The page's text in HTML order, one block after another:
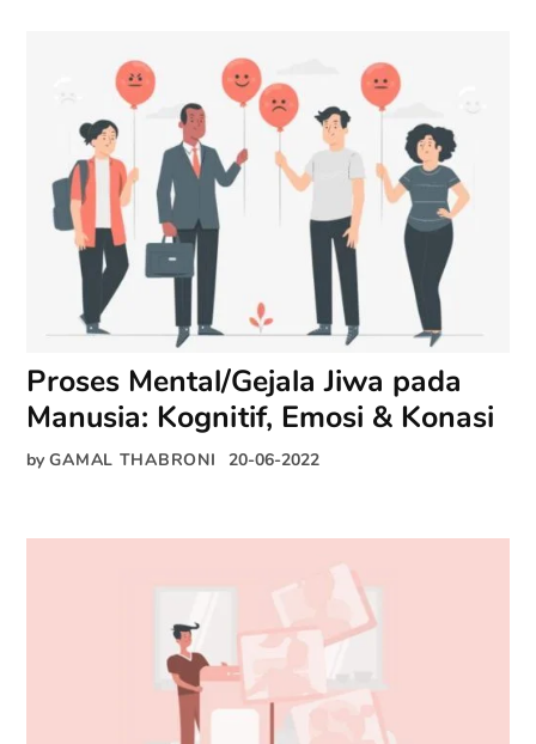
Proses Mental/Gejala Jiwa pada
Manusia: Kognitif, Emosi & Konasi
by GAMAL THABRONI 20-06-2022